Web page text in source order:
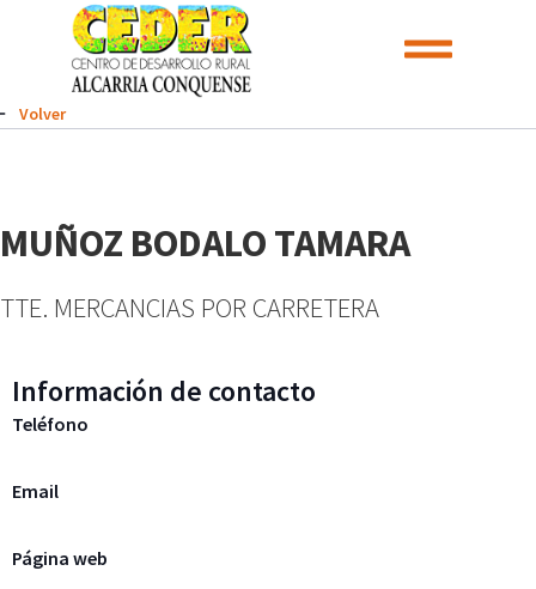
Volver
MUÑOZ BODALO TAMARA
TTE. MERCANCIAS POR CARRETERA
Información de contacto
Teléfono
Email
Página web